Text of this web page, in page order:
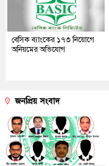
বেসিক ব্যাংকের ১৭৩ নিয়োগে
অনিয়মের অভিযোগ
জনপ্রিয় সংবাদ